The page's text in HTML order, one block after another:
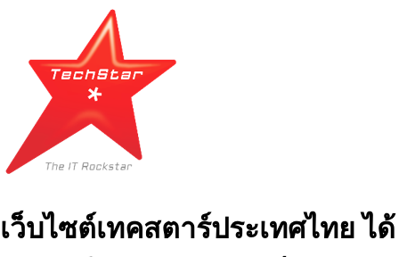
เว็บไซต์เทคสตาร์ประเทศไทย ได้